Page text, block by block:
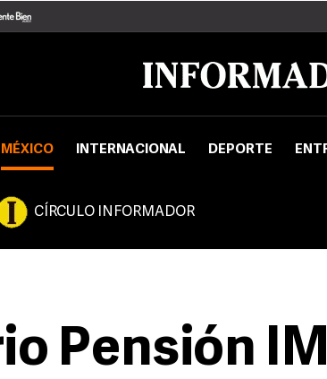
MÉXICO INTERNACIONAL DEPORTE
CÍRCULO INFORMADOR
Pensión